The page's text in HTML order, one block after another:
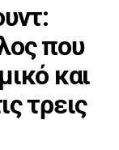
που
και
τρεις